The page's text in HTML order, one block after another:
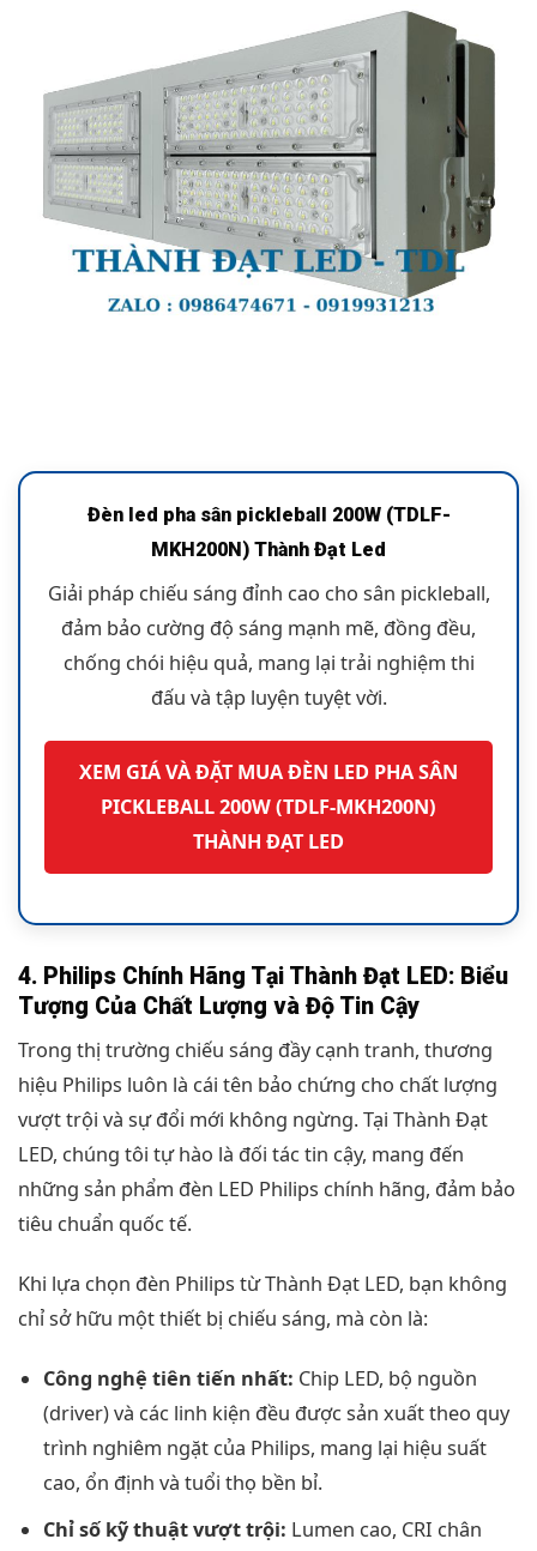
Đèn led pha sân pickleball 200W (TDLF-
MKH200N) Thành Đạt Led
Giải pháp chiếu sáng đỉnh cao cho sân pickleball,
đảm bảo cường độ sáng mạnh mẽ, đồng đều,
chống chói hiệu quả, mang lại trải nghiệm thi
đấu và tập luyện tuyệt vời.
XEM GIÁ VÀ ĐẶT MUA ĐÈN LED PHA SÂN
PICKLEBALL 200W (TDLF-MKH200N)
THÀNH ĐẠT LED
4. Philips Chính Hãng Tại Thành Đạt LED: Biểu
Tượng Của Chất Lượng và Độ Tin Cậy
Trong thị trường chiếu sáng đầy cạnh tranh, thương
hiệu Philips luôn là cái tên bảo chứng cho chất lượng
vượt trội và sự đổi mới không ngừng. Tại Thành Đạt
LED, chúng tôi tự hào là đối tác tin cậy, mang đến
những sản phẩm đèn LED Philips chính hãng, đảm bảo
tiêu chuẩn quốc tế.
Khi lựa chọn đèn Philips từ Thành Đạt LED, bạn không
chỉ sở hữu một thiết bị chiếu sáng, mà còn là:
Công nghệ tiên tiến nhất: Chip LED, bộ nguồn
(driver) và các linh kiện đều được sản xuất theo quy
trình nghiêm ngặt của Philips, mang lại hiệu suất
cao, ổn định và tuổi thọ bền bỉ.
Chỉ số kỹ thuật vượt trội: Lumen cao, CRI chân